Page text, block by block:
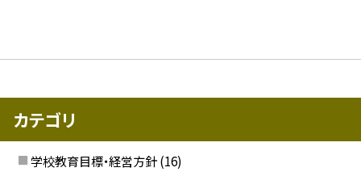
カテゴリ
学校教育目標・経営方針 (16)